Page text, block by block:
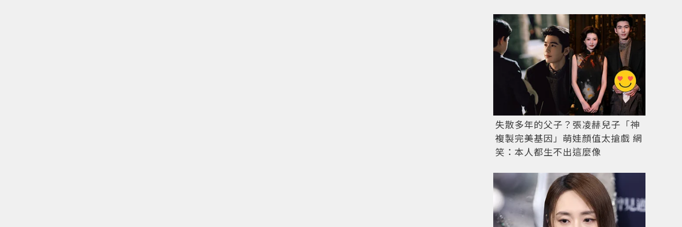
失散多年的父子？張凌赫兒子「神
複製完美基因」萌娃顏值太搶戲 網
笑：本人都生不出這麼像